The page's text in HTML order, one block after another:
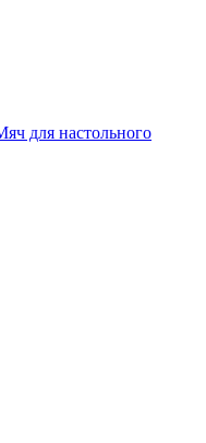
для настольного